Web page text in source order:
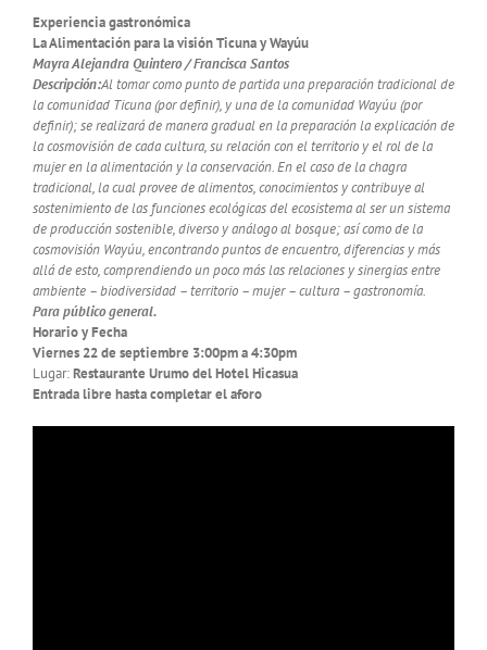
Experiencia gastronómica
La Alimentación para la visión Ticuna y Wayúu
Mayra Alejandra Quintero / Francisca Santos
Descripción:Al tomar como punto de partida una preparación tradicional de
la comunidad Ticuna (por definir), y una de la comunidad Wayúu (por
definir); se realizará de manera gradual en la preparación la explicación de
la cosmovisión de cada cultura, su relación con el territorio y el rol de la
mujer en la alimentación y la conservación. En el caso de la chagra
tradicional, la cual provee de alimentos, conocimientos y contribuye al
sostenimiento de las funciones ecológicas del ecosistema al ser un sistema
de producción sostenible, diverso y análogo al bosque; así como de la
cosmovisión Wayúu, encontrando puntos de encuentro, diferencias y más
allá de esto, comprendiendo un poco más las relaciones y sinergias entre
ambiente – biodiversidad – territorio – mujer – cultura – gastronomía.
Para público general.
Horario y Fecha
Viernes 22 de septiembre 3:00pm a 4:30pm
Lugar:Restaurante Urumo del Hotel Hicasua
Entrada libre hasta completar el aforo